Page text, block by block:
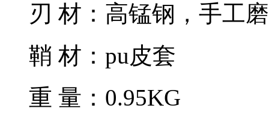
刃 材：高锰钢，手工磨
鞘 材：pu皮套
重 量：0.95KG